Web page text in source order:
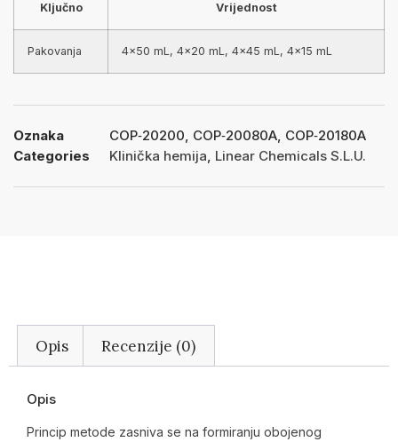
Ključno Vrijednost
Pakovanja 4×50 mL, 4×20 mL, 4×45 mL, 4×15 mL
Oznaka
COP‑20200, COP‑20080A, COP‑20180A
Categories
Klinička hemija, Linear Chemicals S.L.U.
Opis Recenzije (0)
Opis
Princip metode zasniva se na formiranju obojenog